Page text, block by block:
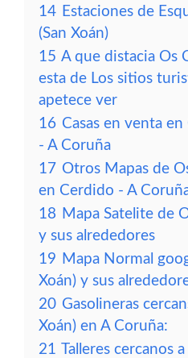
14 Estaciones de
(San Xoán)
15 A que distacia Os
esta de Los sitios
apetece ver
16 Casas en venta en
- A Coruña
17 Otros Mapas de
en Cerdido - A
18 Mapa Satelite de
y sus alrededores
19 Mapa Normal
Xoán) y sus
20 Gasolineras
Xoán) en A Coruña:
21 Talleres cercanos a